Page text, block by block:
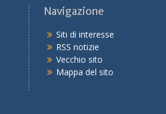
Navigazione
Siti di interesse
RSS notizie
Vecchio sito
Mappa del sito